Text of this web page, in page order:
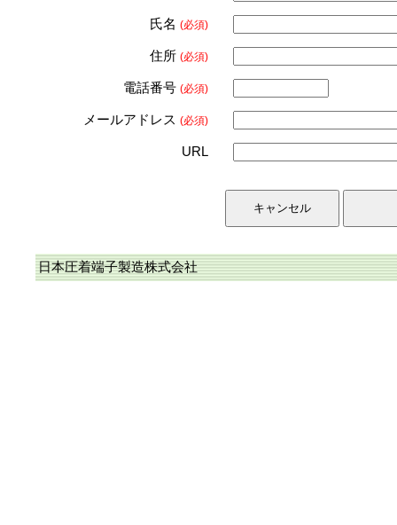
氏名 (必須)
住所 (必須)
電話番号 (必須)
メールアドレス (必須)
URL
日本圧着端子製造株式会社